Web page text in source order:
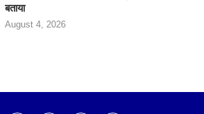
बताया
August 4, 2026